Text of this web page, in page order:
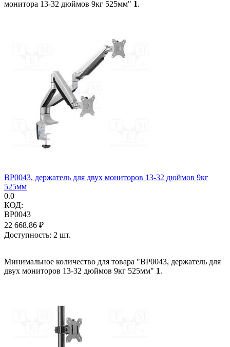
монитора 13-32 дюймов 9кг 525мм" 1.
BP0043, держатель для двух мониторов 13-32 дюймов 9кг
525мм
0.0
КОД:
BP0043
22 668.86 ₽
Доступность: 2 шт.
Минимальное количество для товара "BP0043, держатель для
двух мониторов 13-32 дюймов 9кг 525мм" 1.